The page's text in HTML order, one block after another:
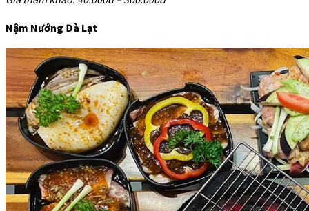
Nậm Nướng Đà Lạt